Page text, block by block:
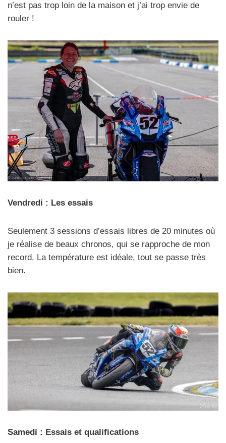
n’est pas trop loin de la maison et j’ai trop envie de
rouler !
Vendredi : Les essais
Seulement 3 sessions d’essais libres de 20 minutes où
je réalise de beaux chronos, qui se rapproche de mon
record. La température est idéale, tout se passe très
bien.
Samedi : Essais et qualifications